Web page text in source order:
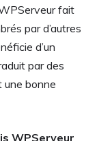
fait
par d’autres
d’un
par des
une bonne
WPServeur